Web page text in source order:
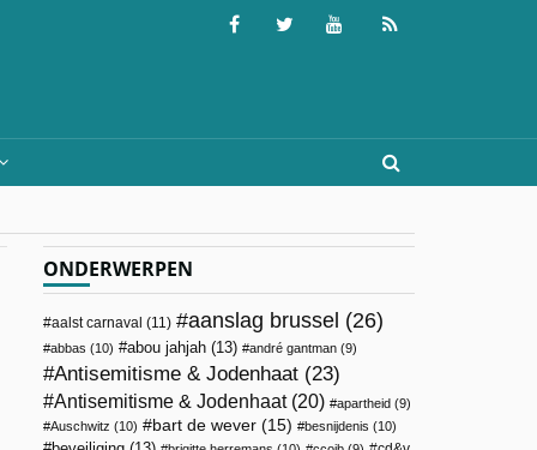
ONDERWERPEN
aalst carnaval (11) aanslag brussel (26)
abbas (10) abou jahjah (13) andré gantman (9)
Antisemitisme & Jodenhaat (23)
Antisemitisme & Jodenhaat(20) apartheid (9)
Auschwitz (10) bart de wever (15) besnijdenis (10)